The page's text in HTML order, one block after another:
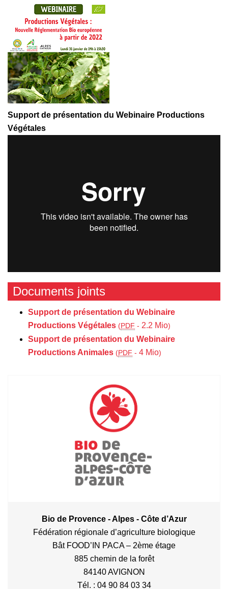
Support de présentation du Webinaire Productions
Végétales
Documents joints
Support de présentation du Webinaire
Productions Végétales (PDF - 2.2 Mio)
Support de présentation du Webinaire
Productions Animales (PDF - 4 Mio)
Bio de Provence - Alpes - Côte d’Azur
Fédération régionale d’agriculture biologique
Bât FOOD’IN PACA – 2ème étage
885 chemin de la forêt
84140 AVIGNON
Tél. : 04 90 84 03 34